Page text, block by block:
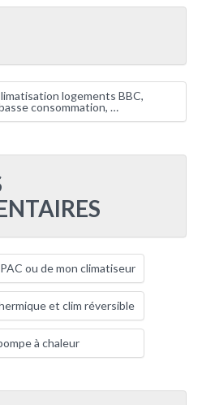
logements BBC,
consommation, …
ou de mon climatiseur
et clim réversible
à chaleur